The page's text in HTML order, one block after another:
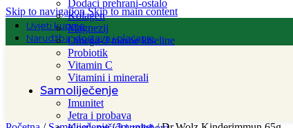
Skip to navigationSkip to main content
Uvjeti kupnje
Narudžba, dostava i plaćanje
Dodaci prehrani-ostalo
Kolagen
Magnezij
Omega-3 masne kiseline
Probiotik
Vitamin C
Vitamini i minerali
Samoliječenje
Imunitet
Jetra i probava